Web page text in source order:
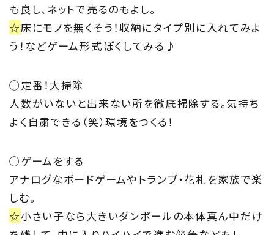
も良し、ネットで売るのもよし。
☆床にモノを無くそう！収納にタイプ別に入れてみよ
う！などゲーム形式ぽくしてみる♪
◯定番！大掃除
人数がいないと出来ない所を徹底掃除する。気持ち
よく自粛できる（笑）環境をつくる！
◯ゲームをする
アナログなボードゲームやトランプ・花札を家族で楽
しむ。
☆小さい子なら大きいダンボールの本体真ん中だけ